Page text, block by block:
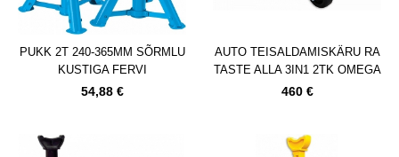
PUKK 2T 240-365MM SÕRMLU
KUSTIGA FERVI
54,88 €
AUTO TEISALDAMISKÄRU RA
TASTE ALLA 3IN1 2TK OMEGA
460 €